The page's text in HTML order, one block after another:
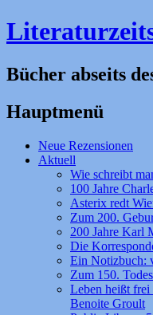
Bücher abseits
Hauptmenü
Zum
Inhalt
Neue Rezensionen
Aktuell
Wie schreibt
100 Jahre
Asterix redt
Zum 200.
200 Jahre Karl
Die
Ein Notizbuch:
Zum 150.
Leben heißt
Benoite Groult